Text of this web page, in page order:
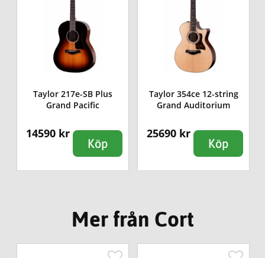
Taylor 217e-SB Plus
Grand Pacific
14590 kr
Köp
Taylor 354ce 12-string
Grand Auditorium
25690 kr
Köp
Mer från Cort